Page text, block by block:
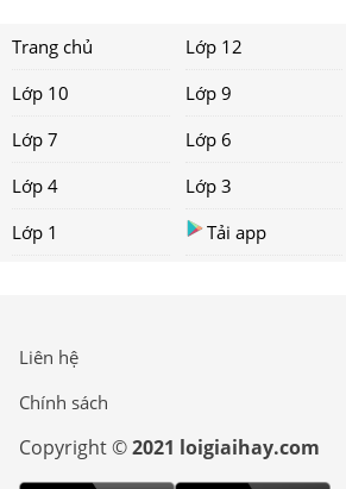
Trang chủ Lớp 12
Lớp 10
Lớp 9
Lớp 7
Lớp 6
Lớp 4
Lớp 3
Lớp 1
Tải app
Liên hệ
Chính sách
Copyright ©2021 loigiaihay.com